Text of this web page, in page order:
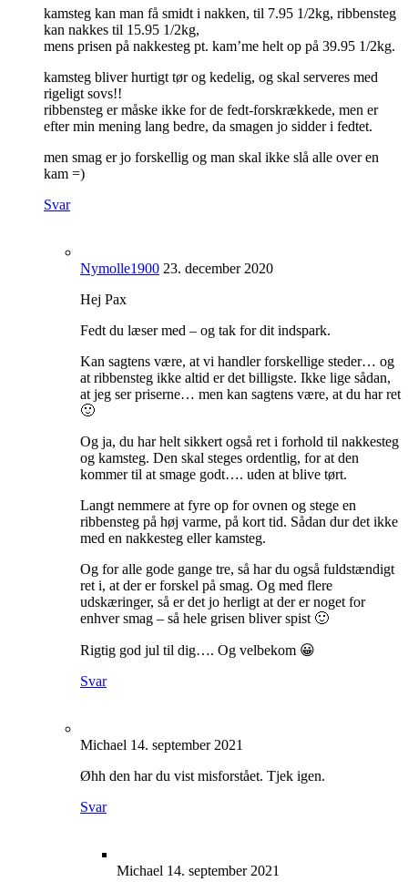
kamsteg kan man få smidt i nakken, til 7.95 1/2kg, ribbensteg
kan nakkes til 15.95 1/2kg,
mens prisen på nakkesteg pt. kam’me helt op på 39.95 1/2kg.
kamsteg bliver hurtigt tør og kedelig, og skal serveres med
rigeligt sovs!!
ribbensteg er måske ikke for de fedt-forskrækkede, men er
efter min mening lang bedre, da smagen jo sidder i fedtet.
men smag er jo forskellig og man skal ikke slå alle over en
kam =)
Svar
Nymolle1900 23. december 2020
Hej Pax
Fedt du læser med – og tak for dit indspark.
Kan sagtens være, at vi handler forskellige steder… og
at ribbensteg ikke altid er det billigste. Ikke lige sådan,
at jeg ser priserne… men kan sagtens være, at du har ret
🙂
Og ja, du har helt sikkert også ret i forhold til nakkesteg
og kamsteg. Den skal steges ordentlig, for at den
kommer til at smage godt…. uden at blive tørt.
Langt nemmere at fyre op for ovnen og stege en
ribbensteg på høj varme, på kort tid. Sådan dur det ikke
med en nakkesteg eller kamsteg.
Og for alle gode gange tre, så har du også fuldstændigt
ret i, at der er forskel på smag. Og med flere
udskæringer, så er det jo herligt at der er noget for
enhver smag – så hele grisen bliver spist 🙂
Rigtig god jul til dig…. Og velbekom 😀
Svar
Michael 14. september 2021
Øhh den har du vist misforstået. Tjek igen.
Svar
Michael 14. september 2021